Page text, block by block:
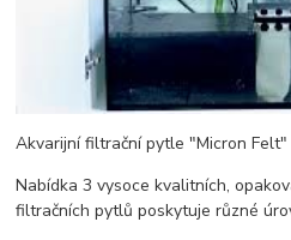
Akvarijní filtrační pytle "Micron
Nabídka 3 vysoce kvalitních,
filtračních pytlů poskytuje různé